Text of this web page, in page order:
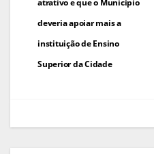
artigos
deveria apoiar mais a
instituição de Ensino
Superior da Cidade